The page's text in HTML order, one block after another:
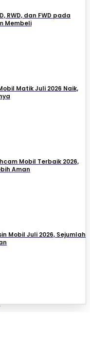
RWD, dan FWD pada
Membeli
Matik Juli 2026 Naik,
Mobil Terbaik 2026,
Aman
Mobil Juli 2026, Sejumlah